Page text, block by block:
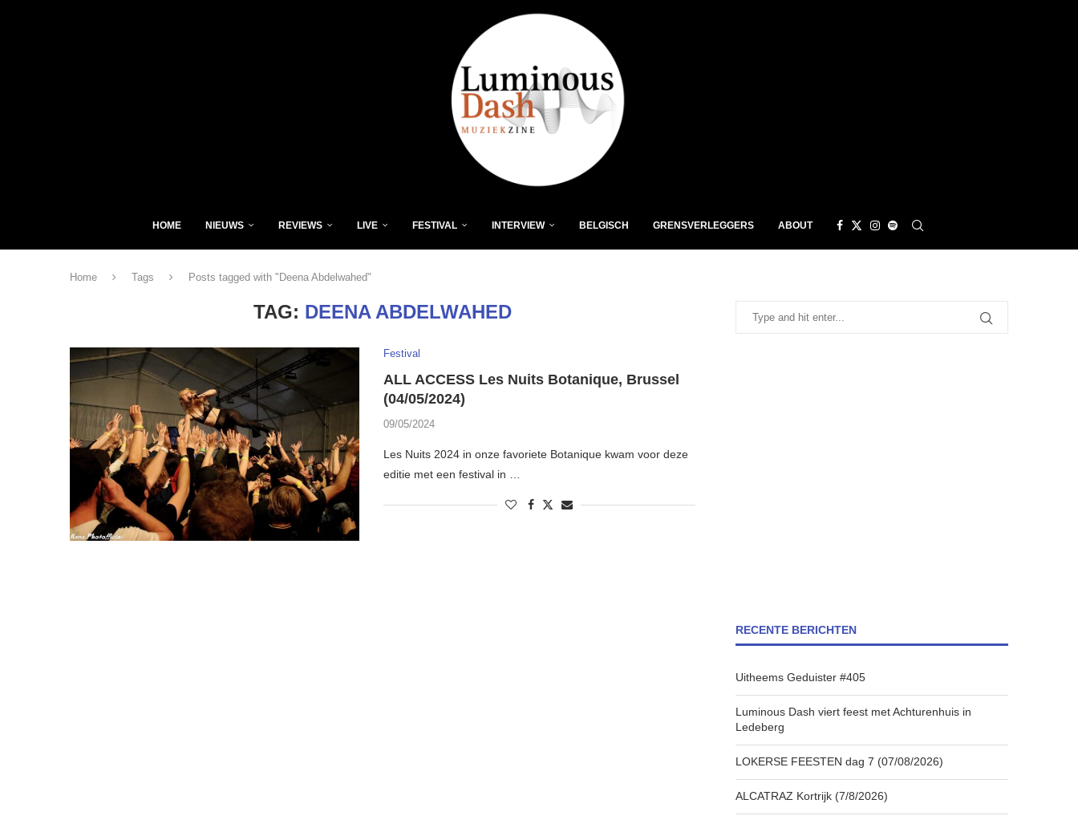
HOME NIEUWS REVIEWS LIVE FESTIVAL INTERVIEW BELGISCH GRENSVERLEGGERS ABOUT
Home Tags Posts tagged with "Deena Abdelwahed"
TAG: DEENA ABDELWAHED
Festival
ALL ACCESS Les Nuits Botanique, Brussel
(04/05/2024)
09/05/2024
Les Nuits 2024 in onze favoriete Botanique kwam voor deze
editie met een festival in …
RECENTE BERICHTEN
Uitheems Geduister #405
Luminous Dash viert feest met Achturenhuis in
Ledeberg
LOKERSE FEESTEN dag 7 (07/08/2026)
ALCATRAZ Kortrijk (7/8/2026)